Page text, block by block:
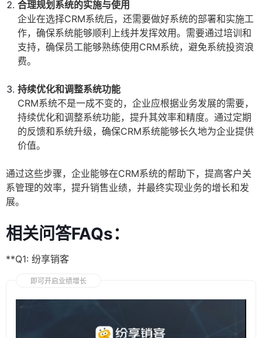
合理规划系统的实施与使用
企业在选择CRM系统后，还需要做好系统的部署和实施工
作，确保系统能够顺利上线并发挥效用。需要通过培训和
支持，确保员工能够熟练使用CRM系统，避免系统投资浪
费。
持续优化和调整系统功能
CRM系统不是一成不变的，企业应根据业务发展的需要，
持续优化和调整系统功能，提升其效率和精度。通过定期
的反馈和系统升级，确保CRM系统能够长久地为企业提供
价值。
通过这些步骤，企业能够在CRM系统的帮助下，提高客户关
系管理的效率，提升销售业绩，并最终实现业务的增长和发
展。
相关问答FAQs：
**Q1: 纷享销客
即可开启业绩增长